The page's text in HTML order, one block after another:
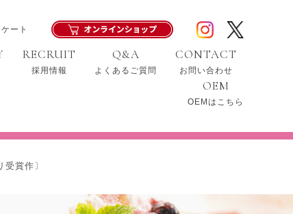
ート
RECRUIT
採用情報
Q&A
よくあるご質問
CONTACT
お問い合わせ
OEM
OEMはこちら
賞作〕